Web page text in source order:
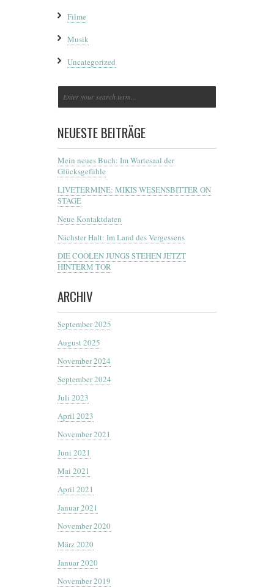
Filme
Musik
Uncategorized
NEUESTE BEITRÄGE
Mein neues Buch: Im Wartesaal der
Glücksgefühle
LIVETERMINE: MIKIS WESENSBITTER ON
STAGE
Neue Kontaktdaten
Nächster Halt: Im Land des Vergessens
DIE COOLEN JUNGS STEHEN JETZT
HINTERM TOR
ARCHIV
September 2025
August 2025
November 2024
September 2024
Juli 2023
April 2023
November 2021
Juni 2021
Mai 2021
April 2021
Januar 2021
November 2020
März 2020
Januar 2020
November 2019